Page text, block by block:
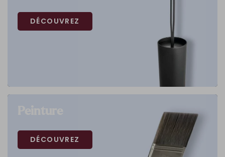
DÉCOUVREZ
DÉCOUVREZ